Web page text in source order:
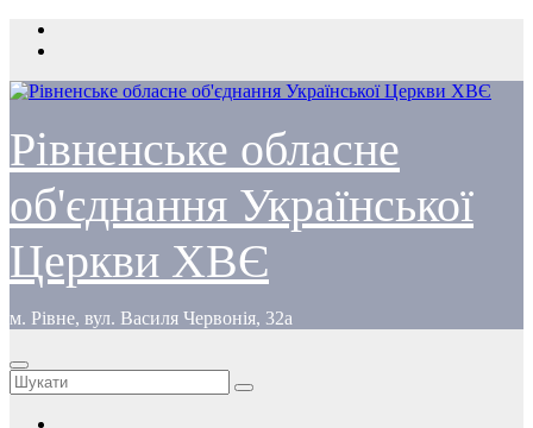
Перейти
Рівненське обласне
об'єднання Української
Церкви ХВЄ
м. Рівне, вул. Василя Червонія, 32а